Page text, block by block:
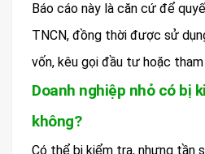
Báo cáo này là căn cứ để
TNCN, đồng thời được sử
vốn, kêu gọi đầu tư hoặc
Doanh nghiệp nhỏ có bị
không?
Có thể bị kiểm tra, nhưng tần